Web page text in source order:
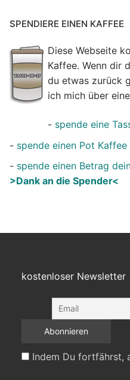
SPENDIERE EINEN KAFFEE
Diese Webseite
Kaffee. Wenn dir
du etwas zurück
ich mich über
- spende eine
- spende einen Pot
- spende einen Betrag
>Dank an die Spender<
kostenloser Newsletter
Indem Du fortfährst,